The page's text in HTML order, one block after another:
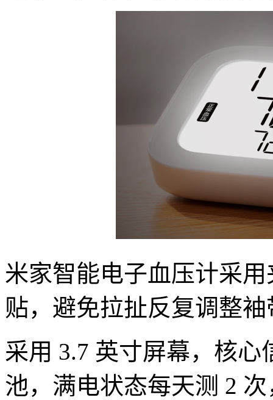
米家智能电子血压计采
贴，避免拉扯反复调整
采用 3.7 英寸屏幕，核
池，满电状态每天测 2